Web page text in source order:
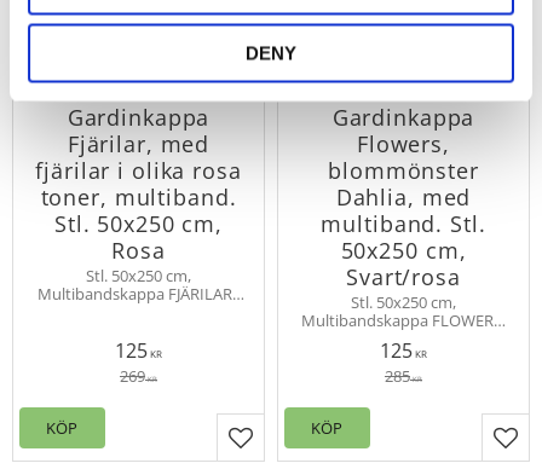
DENY
Gardinkappa
Fjärilar, med
fjärilar i olika rosa
toner, multiband.
Stl. 50x250 cm,
Rosa
Stl. 50x250 cm,
Multibandskappa FJÄRILAR i
fållade sidor.
125KR
269KR
Lägg till i favoriter
KÖP
Gardinkappa
Flowers,
blommönster
Dahlia, med
multiband. Stl.
50x250 cm,
Svart/rosa
Stl. 50x250 cm,
Multibandskappa FLOWERS,
dahlia. Enkel upphängning,
trä på stången eller använd
125KR
285KR
KÖP